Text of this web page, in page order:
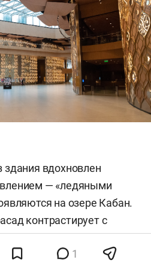
здания вдохновлен
— «ледяными
на озере Кабан.
контрастирует с
интерьерами,
орнаментами,
1